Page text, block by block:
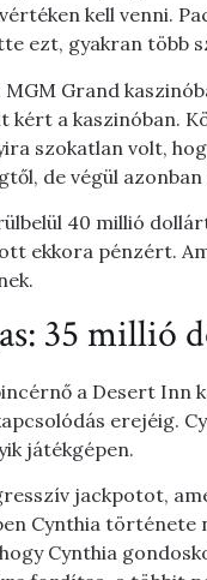
kell venni.
ezt, gyakran több
Grand
kért a kaszinóban.
szokatlan volt,
de végül
40 millió
ekkora pénzért.
35 millió
a Desert
erejéig.
játékgépen.
jackpotot,
Cynthia története
Cynthia